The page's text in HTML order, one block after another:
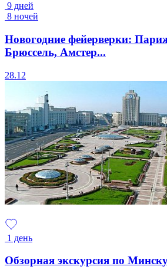
9 дней
8 ночей
Новогодние фейерверки:
Брюссель, Амстер...
28.12
1 день
Обзорная экскурсия по